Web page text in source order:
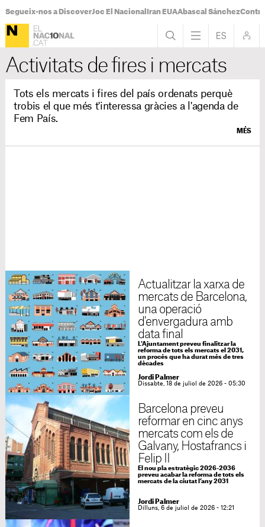
Segueix-nos a DiscoverJoc El Nacional Iran EUAAbascal Sánchez
Activitats de fires i mercats
Tots els mercats i fires del país ordenats perquè
trobis el que més t'interessa gràcies a l'agenda de
Fem País.
MÉS
Actualitzar la xarxa de
mercats de Barcelona,
una operació
d'envergadura amb
data final
L'Ajuntament preveu finalitzar la
reforma de tots els mercats el 2031,
un procés que ha durat més de tres
dècades
Jordi Palmer
Dissabte, 18 de juliol de 2026 - 05:30
Barcelona preveu
reformar en cinc anys
mercats com els de
Galvany, Hostafrancs i
Felip II
El nou pla estratègic 2026-2036
preveu acabar la reforma de tots els
mercats de la ciutat l’any 2031
Jordi Palmer
Dilluns, 6 de juliol de 2026 - 12:21